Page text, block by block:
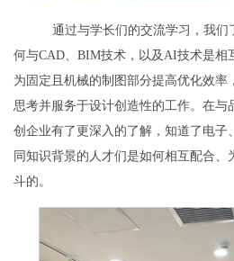
通过与学长们的交流学习，我们
何与CAD、 BIM技术，以及AI技术是相
为固定且机械的制图部分提高优化效率
思考并服务于设计创造性的工作。在与
创企业有了更深入的了解，知道了电子
同知识背景的人才们是如何相互配合、
斗的。